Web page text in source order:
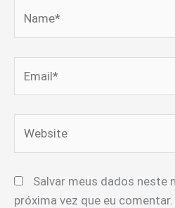
Salvar meus dados neste
próxima vez que eu comentar.